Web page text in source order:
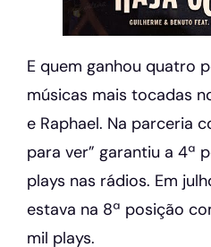
E quem ganhou quatro
músicas mais tocadas
e Raphael. Na parceria
para ver” garantiu a 4ª
plays nas rádios. Em
estava na 8ª posição
mil plays.